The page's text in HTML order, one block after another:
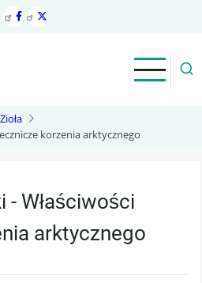
Zioła
korzenia arktycznego
- Właściwości
arktycznego